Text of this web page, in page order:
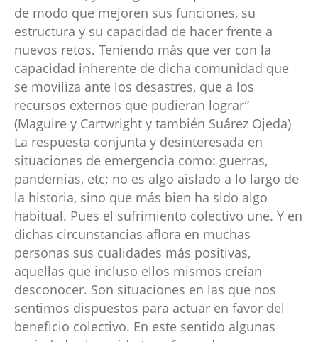
de modo que mejoren sus funciones, su
estructura y su capacidad de hacer frente a
nuevos retos. Teniendo más que ver con la
capacidad inherente de dicha comunidad que
se moviliza ante los desastres, que a los
recursos externos que pudieran lograr”
(Maguire y Cartwright y también Suárez Ojeda)
La respuesta conjunta y desinteresada en
situaciones de emergencia como: guerras,
pandemias, etc; no es algo aislado a lo largo de
la historia, sino que más bien ha sido algo
habitual. Pues el sufrimiento colectivo une. Y en
dichas circunstancias aflora en muchas
personas sus cualidades más positivas,
aquellas que incluso ellos mismos creían
desconocer. Son situaciones en las que nos
sentimos dispuestos para actuar en favor del
beneficio colectivo. En este sentido algunas